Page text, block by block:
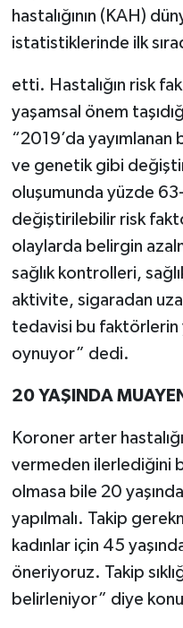
hastalığının (KAH)
istatistiklerinde ilk
etti. Hastalığın risk
yaşamsal önem
“2019’da
ve genetik gibi
oluşumunda yüzde
değiştirilebilir risk
olaylarda belirgin
sağlık kontrolleri,
aktivite, sigaradan
tedavisi bu faktörlerin
oynuyor” dedi.
20 YAŞINDA
Koroner arter
vermeden ilerlediğini
olmasa bile 20
yapılmalı. Takip
kadınlar için 45
öneriyoruz. Takip
belirleniyor” diye